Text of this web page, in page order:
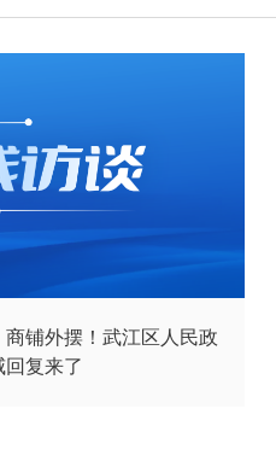
铺外摆！武江区人民政
回复来了